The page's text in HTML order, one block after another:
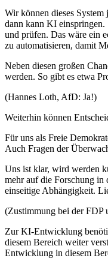
Wir können dieses
dann kann KI einspringen.
und prüfen. Das wäre ein
zu automatisieren, damit
Neben diesen großen
werden. So gibt es etwa
(Hannes Loth, AfD: Ja!)
Weiterhin können
Für uns als Freie
Auch Fragen der
Uns ist klar, wird werden
mehr auf die Forschung in
einseitige Abhängigkeit.
(Zustimmung bei der FDP
Zur KI-Entwicklung
diesem Bereich weiter
Entwicklung in diesem